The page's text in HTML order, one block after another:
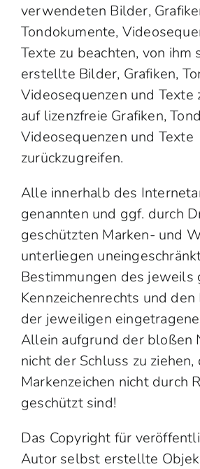
verwendeten Bilder,
Tondokumente,
Texte zu beachten, von ihm
erstellte Bilder, Grafiken,
Videosequenzen und Texte
auf lizenzfreie Grafiken,
Videosequenzen und Texte
zurückzugreifen.
Alle innerhalb des
genannten und ggf. durch
geschützten Marken- und
unterliegen
Bestimmungen des jeweils
Kennzeichenrechts und
der jeweiligen
Allein aufgrund der bloßen
nicht der Schluss zu ziehen,
Markenzeichen nicht durch
geschützt sind!
Das Copyright für
Autor selbst erstellte